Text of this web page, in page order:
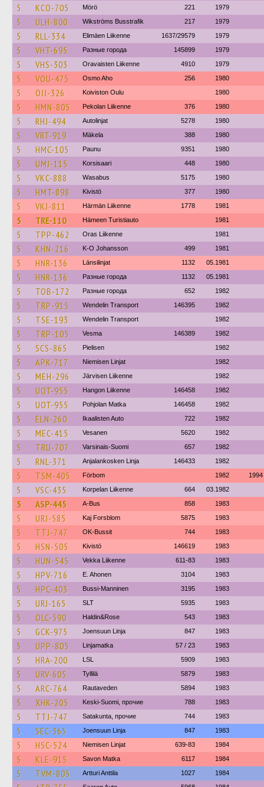
5 KCO-705 Mörö 221 1979
5 ULH-800 Wikströms Busstrafik 217 1979
5 RLL-334 Elimäen Liikenne 1637/29579 1979
5 VHT-695 Разные города 145899 1979
5 VHS-303 Oravaisten Liikenne 4910 1979
5 VOU-475 Osmo Aho 256 1980
5 OJJ-326 Koiviston Oulu 1980
5 HMN-805 Pekolan Liikenne 376 1980
5 RHJ-494 Autolinjat 5278 1980
5 VRT-919 Mäkela 388 1980
5 HMC-105 Paunu 9351 1980
5 UMJ-115 Korsisaari 448 1980
5 VKC-888 Wasabus 5175 1980
5 HMT-898 Kivistö 377 1980
5 VKJ-811 Härmän Liikenne 1778 1981
5 TRE-110 Hämeen Turistiauto 1981
5 TPP-462 Oras Liikenne 1981
5 KHN-216 K-O Johansson 499 1981
5 HNR-136 Länsilinjat 1132 05.1981
5 HNR-136 Разные города 1132 05.1981
5 TOB-172 Разные города 652 1982
5 TRP-915 Wendelin Transport 146395 1982
5 TSE-193 Wendelin Transport 1982
5 TRP-105 Vesma 146389 1982
5 SCS-865 Pielisen 1982
5 APK-717 Niemisen Linjat 1982
5 MEH-296 Järvisen Liikenne 1982
5 UOT-955 Hangon Liikenne 146458 1982
5 UOT-955 Pohjolan Matka 146458 1982
5 ELN-260 Ikaalisten Auto 722 1982
5 MEC-415 Vesanen 5620 1982
5 TRU-707 Varsinais-Suomi 657 1982
5 RNL-371 Anjalankosken Linja 146433 1982
5 TSM-405 Förbom 1982 1994
5 VSC-435 Korpelan Liikenne 664 03.1982
5 ASP-445 A-Bus 858 1983
5 URJ-585 Kaj Forsblom 5875 1983
5 TTJ-747 OK-Bussit 744 1983
5 HSN-505 Kivistö 146619 1983
5 HUN-545 Vekka Liikenne 611-83 1983
5 HPV-716 E. Ahonen 3104 1983
5 HPC-403 Bussi-Manninen 3195 1983
5 URJ-165 SLT 5935 1983
5 OLC-590 Haldin&Rose 543 1983
5 GCK-975 Joensuun Linja 847 1983
5 UPP-805 Linjamatka 57 / 23 1983
5 HRA-200 LSL 5909 1983
5 URV-605 Tyllilä 5879 1983
5 ARC-764 Rautaveden 5894 1983
5 XHK-205 Keski-Suomi, прочие 788 1983
5 TTJ-747 Satakunta, прочие 744 1983
5 SEC-365 Joensuun Linja 847 1983
5 HSC-524 Niemisen Linjat 639-83 1984
5 KLE-915 Savon Matka 6117 1984
5 TVM-805 Artturi Anttila 1027 1984